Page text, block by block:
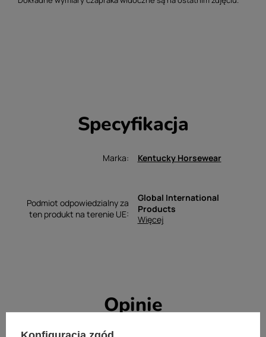
Specyfikacja
Marka Kentucky Horsewear
Podmiot odpowiedzialny za
ten produkt na terenie UE
Global International
Products
Więcej
Opinie